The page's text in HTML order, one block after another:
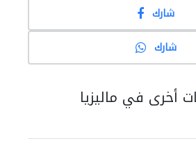
شارك
شارك
أخرى في ماليزيا